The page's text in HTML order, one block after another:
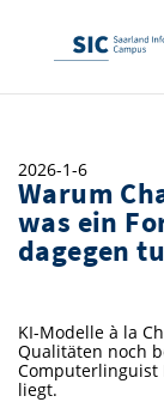
Interessierte
10 Gründe
Studierende
Beratung
Service
Forschung
Institute &
Ranking
Promotion
News
Wirtschaft
News &
Über Uns
2026-1-6
Warum
was ein
dagegen
KI-Modelle à la
Qualitäten noch
Computerlinguist
liegt.